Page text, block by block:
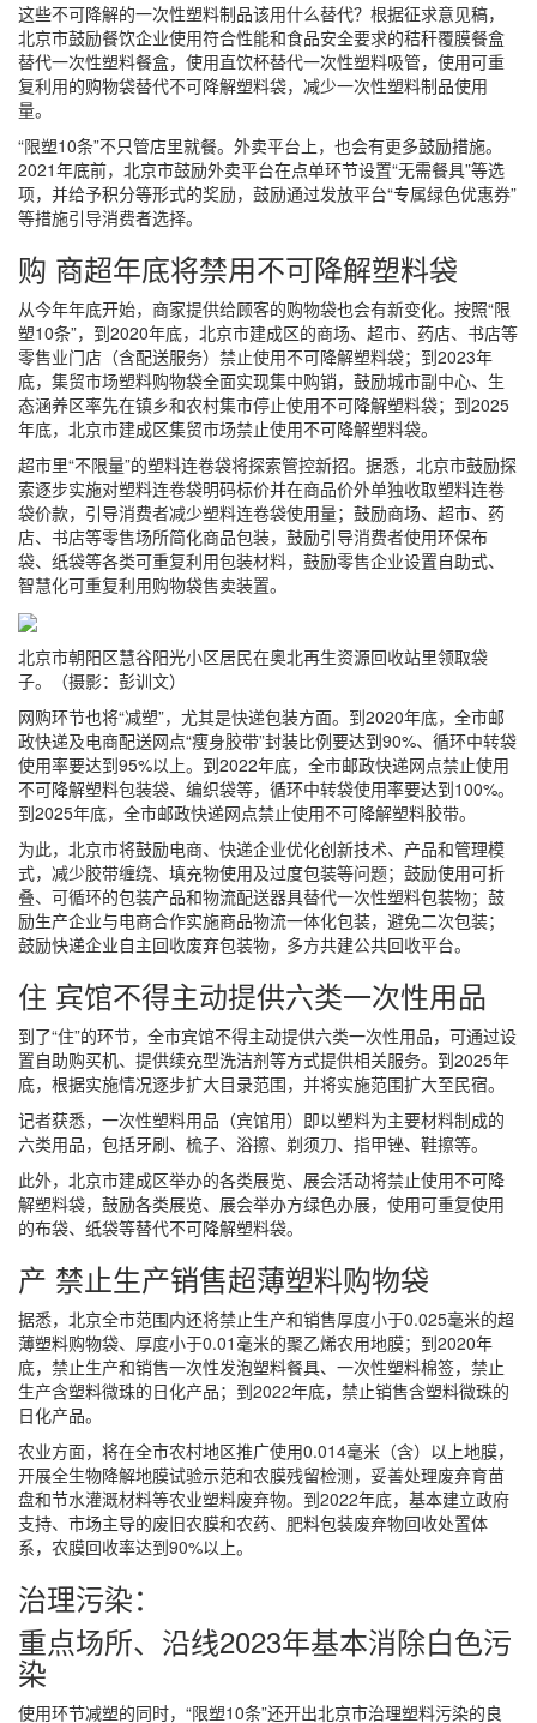
这些不可降解的一次性塑料制品该用什么替代？根据征求意见稿，
北京市鼓励餐饮企业使用符合性能和食品安全要求的秸秆覆膜餐盒
替代一次性塑料餐盒，使用直饮杯替代一次性塑料吸管，使用可重
复利用的购物袋替代不可降解塑料袋，减少一次性塑料制品使用
量。
“限塑10条”不只管店里就餐。外卖平台上，也会有更多鼓励措施。
2021年底前，北京市鼓励外卖平台在点单环节设置“无需餐具”等选
项，并给予积分等形式的奖励，鼓励通过发放平台“专属绿色优惠券”
等措施引导消费者选择。
购 商超年底将禁用不可降解塑料袋
从今年年底开始，商家提供给顾客的购物袋也会有新变化。按照“限
塑10条”，到2020年底，北京市建成区的商场、超市、药店、书店等
零售业门店（含配送服务）禁止使用不可降解塑料袋；到2023年
底，集贸市场塑料购物袋全面实现集中购销，鼓励城市副中心、生
态涵养区率先在镇乡和农村集市停止使用不可降解塑料袋；到2025
年底，北京市建成区集贸市场禁止使用不可降解塑料袋。
超市里“不限量”的塑料连卷袋将探索管控新招。据悉，北京市鼓励探
索逐步实施对塑料连卷袋明码标价并在商品价外单独收取塑料连卷
袋价款，引导消费者减少塑料连卷袋使用量；鼓励商场、超市、药
店、书店等零售场所简化商品包装，鼓励引导消费者使用环保布
袋、纸袋等各类可重复利用包装材料，鼓励零售企业设置自助式、
智慧化可重复利用购物袋售卖装置。
北京市朝阳区慧谷阳光小区居民在奥北再生资源回收站里领取袋
子。（摄影：彭训文）
网购环节也将“减塑”，尤其是快递包装方面。到2020年底，全市邮
政快递及电商配送网点“瘦身胶带”封装比例要达到90%、循环中转袋
使用率要达到95%以上。到2022年底，全市邮政快递网点禁止使用
不可降解塑料包装袋、编织袋等，循环中转袋使用率要达到100%。
到2025年底，全市邮政快递网点禁止使用不可降解塑料胶带。
为此，北京市将鼓励电商、快递企业优化创新技术、产品和管理模
式，减少胶带缠绕、填充物使用及过度包装等问题；鼓励使用可折
叠、可循环的包装产品和物流配送器具替代一次性塑料包装物；鼓
励生产企业与电商合作实施商品物流一体化包装，避免二次包装；
鼓励快递企业自主回收废弃包装物，多方共建公共回收平台。
住 宾馆不得主动提供六类一次性用品
到了“住”的环节，全市宾馆不得主动提供六类一次性用品，可通过设
置自助购买机、提供续充型洗洁剂等方式提供相关服务。到2025年
底，根据实施情况逐步扩大目录范围，并将实施范围扩大至民宿。
记者获悉，一次性塑料用品（宾馆用）即以塑料为主要材料制成的
六类用品，包括牙刷、梳子、浴擦、剃须刀、指甲锉、鞋擦等。
此外，北京市建成区举办的各类展览、展会活动将禁止使用不可降
解塑料袋，鼓励各类展览、展会举办方绿色办展，使用可重复使用
的布袋、纸袋等替代不可降解塑料袋。
产 禁止生产销售超薄塑料购物袋
据悉，北京全市范围内还将禁止生产和销售厚度小于0.025毫米的超
薄塑料购物袋、厚度小于0.01毫米的聚乙烯农用地膜；到2020年
底，禁止生产和销售一次性发泡塑料餐具、一次性塑料棉签，禁止
生产含塑料微珠的日化产品；到2022年底，禁止销售含塑料微珠的
日化产品。
农业方面，将在全市农村地区推广使用0.014毫米（含）以上地膜，
开展全生物降解地膜试验示范和农膜残留检测，妥善处理废弃育苗
盘和节水灌溉材料等农业塑料废弃物。到2022年底，基本建立政府
支持、市场主导的废旧农膜和农药、肥料包装废弃物回收处置体
系，农膜回收率达到90%以上。
治理污染：
重点场所、沿线2023年基本消除白色污
染
使用环节减塑的同时，“限塑10条”还开出北京市治理塑料污染的良